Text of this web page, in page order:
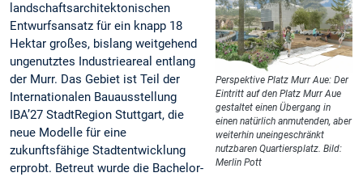
Perspektive Platz Murr Aue: Der
Eintritt auf den Platz Murr Aue
gestaltet einen Übergang in
einen natürlich anmutenden, aber
weiterhin uneingeschränkt
nutzbaren Quartiersplatz. Bild:
Merlin Pott
landschaftsarchitektonischen
Entwurfsansatz für ein knapp 18
Hektar großes, bislang weitgehend
ungenutztes Industrieareal entlang
der Murr. Das Gebiet ist Teil der
Internationalen Bauausstellung
IBA’27 StadtRegion Stuttgart, die
neue Modelle für eine
zukunftsfähige Stadtentwicklung
erprobt. Betreut wurde die Bachelor-